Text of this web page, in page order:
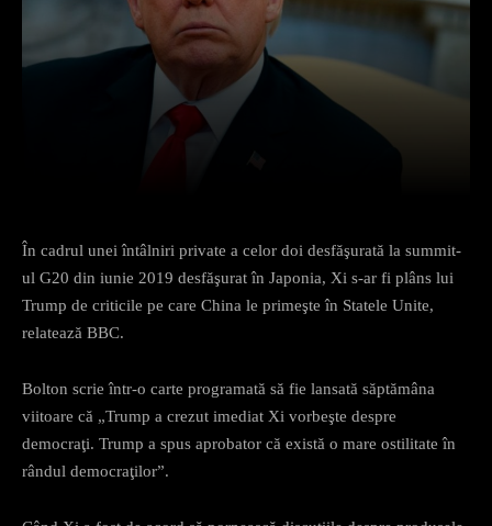
În cadrul unei întâlniri private a celor doi desfăşurată la summit-
ul G20 din iunie 2019 desfăşurat în Japonia, Xi s-ar fi plâns lui
Trump de criticile pe care China le primeşte în Statele Unite,
relatează BBC.
Bolton scrie într-o carte programată să fie lansată săptămâna
viitoare că „Trump a crezut imediat Xi vorbeşte despre
democraţi. Trump a spus aprobator că există o mare ostilitate în
rândul democraţilor”.